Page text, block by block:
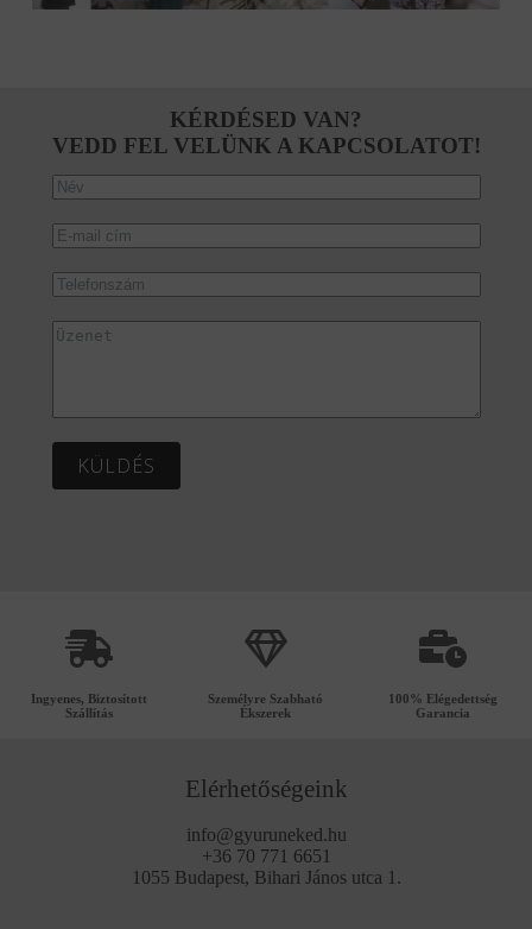
KÉRDÉSED VAN?
VEDD FEL VELÜNK A KAPCSOLATOT!
KÜLDÉS
Ingyenes, Biztosított
Szállítás
Személyre Szabható
Ékszerek
100% Elégedettség
Garancia
Elérhetőségeink
info@gyuruneked.hu
+36 70 771 6651
1055 Budapest, Bihari János utca 1.